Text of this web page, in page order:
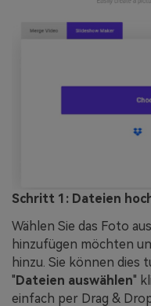
Schritt 1: Dateien
Wählen Sie das Foto
hinzufügen möchten
hinzu. Sie können dies
" Dateien auswählen"
einfach per Drag &